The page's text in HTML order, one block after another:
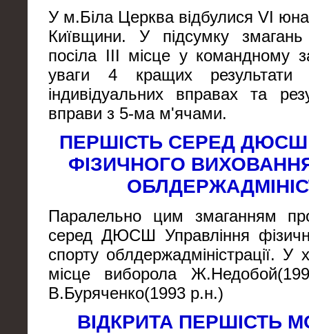
У м.Біла Церква відбулися VI
Київщини. У підсумку
посіла ІІІ місце у командному
уваги 4 кращих результати
індивідуальних вправах та
вправи з 5-ма м'ячами.
ПЕРШІСТЬ СЕРЕД ДЮСШ
ФІЗИЧНОГО
Паралельно цим змаганням
серед ДЮСШ Управління
спорту облдержадміністрації. У
місце виборола
В.Буряченко(1993 р.н.)
ВІДКРИТА ПЕРШІСТЬ